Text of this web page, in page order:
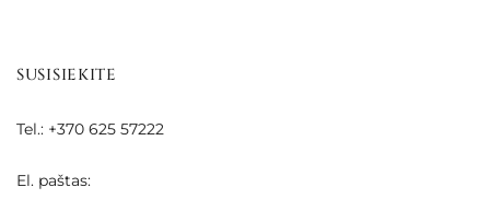
SUSISIEKITE
Tel.: +370 625 57222
El. paštas: